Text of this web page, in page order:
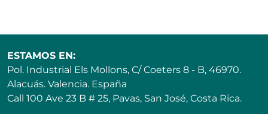
ESTAMOS EN:
Pol. Industrial Els Mollons, C/ Coeters 8 - B, 46970.
Alacuás. Valencia. España
Call 100 Ave 23 B # 25, Pavas, San José, Costa Rica.